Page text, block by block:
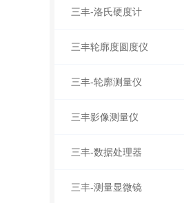
三丰-洛氏硬度计
三丰轮廓度圆度仪
三丰-轮廓测量仪
三丰影像测量仪
三丰-数据处理器
三丰-测量显微镜